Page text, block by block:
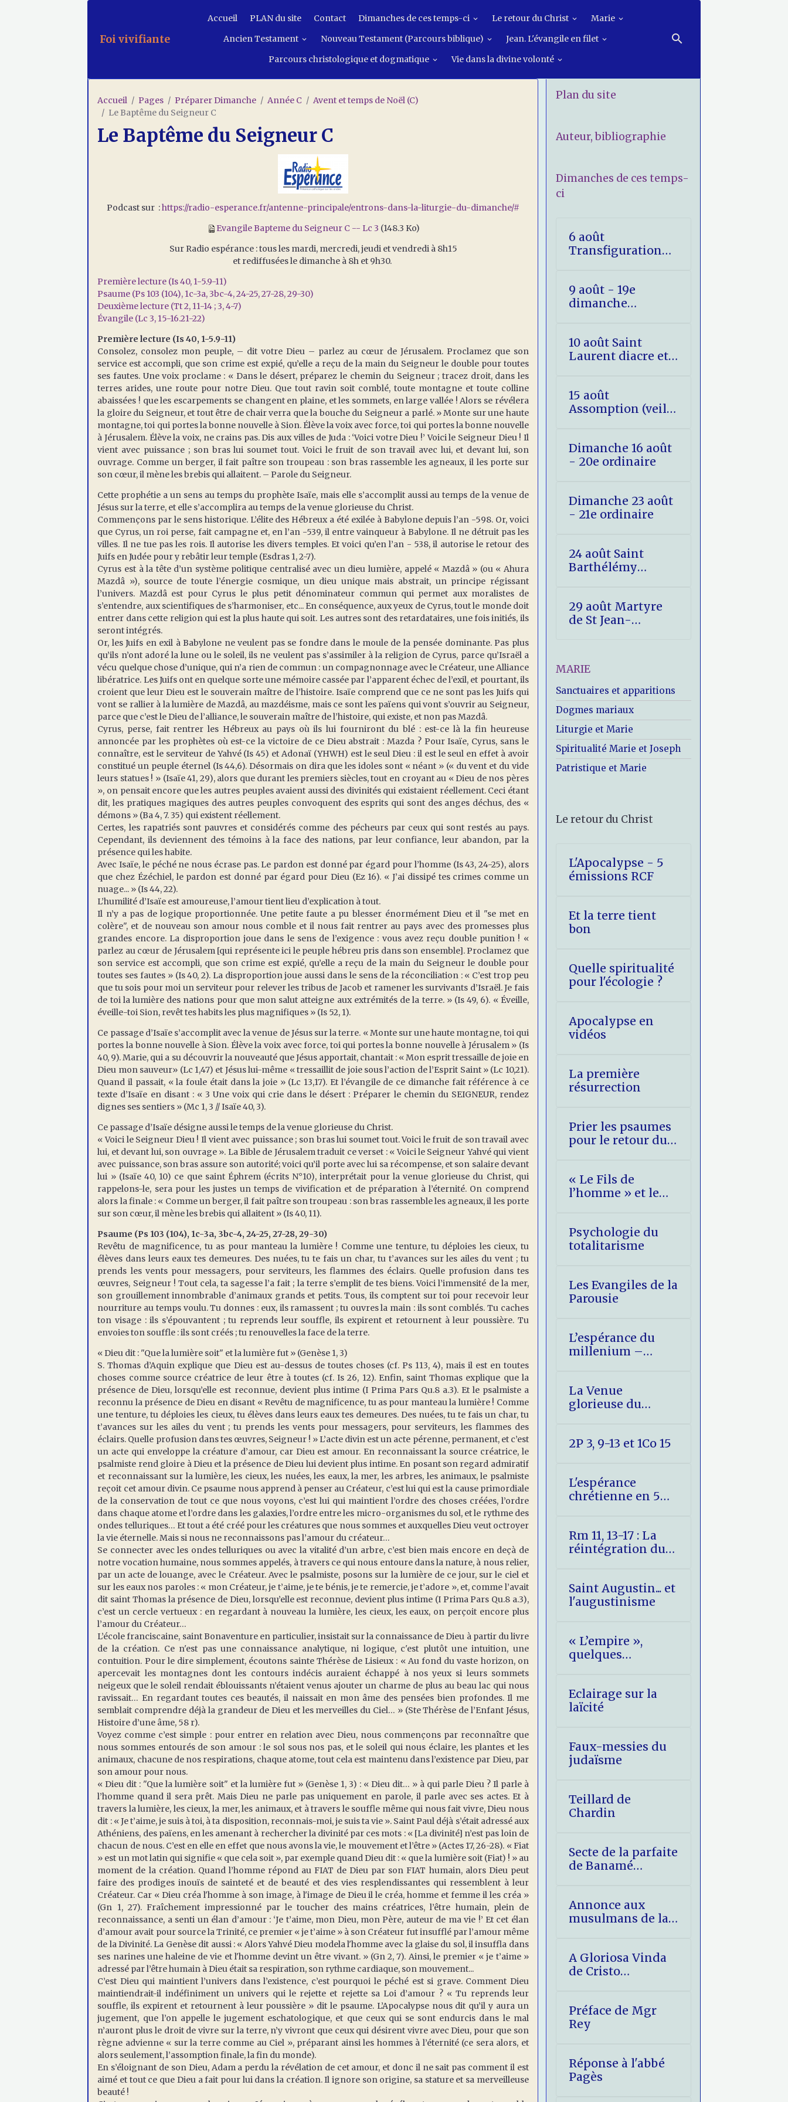
Foi vivifiante
Accueil PLAN du site Contact Dimanches de ces temps-ci Le retour du Christ
Marie
Ancien Testament
Nouveau Testament (Parcours biblique)
Jean. L'évangile en filet
Parcours christologique et dogmatique
Vie dans la divine volonté
Accueil Pages Préparer Dimanche Année C
Avent et temps de Noël (C)
Le Baptême du Seigneur C
Le Baptême du Seigneur C
Podcast sur :https://radio-esperance.fr/antenne-principale/entrons-dans-la-liturgie-du-dimanche/#
Evangile Bapteme du Seigneur C -- Lc 3 (148.3 Ko)
Sur Radio espérance : tous les mardi, mercredi, jeudi et vendredi à 8h15
et rediffusées le dimanche à 8h et 9h30.
Première lecture (Is 40, 1-5.9-11)
Psaume (Ps 103 (104), 1c-3a, 3bc-4, 24-25, 27-28, 29-30)
Deuxième lecture (Tt 2, 11-14 ; 3, 4-7)
Évangile (Lc 3, 15-16.21-22)
Première lecture (Is 40, 1-5.9-11)
Consolez, consolez mon peuple, – dit votre Dieu – parlez au cœur de Jérusalem. Proclamez que son
service est accompli, que son crime est expié, qu’elle a reçu de la main du Seigneur le double pour toutes
ses fautes. Une voix proclame : « Dans le désert, préparez le chemin du Seigneur ; tracez droit, dans les
terres arides, une route pour notre Dieu. Que tout ravin soit comblé, toute montagne et toute colline
abaissées ! que les escarpements se changent en plaine, et les sommets, en large vallée ! Alors se révélera
la gloire du Seigneur, et tout être de chair verra que la bouche du Seigneur a parlé. » Monte sur une haute
montagne, toi qui portes la bonne nouvelle à Sion. Élève la voix avec force, toi qui portes la bonne nouvelle
à Jérusalem. Élève la voix, ne crains pas. Dis aux villes de Juda : ‘Voici votre Dieu !’ Voici le Seigneur Dieu ! Il
vient avec puissance ; son bras lui soumet tout. Voici le fruit de son travail avec lui, et devant lui, son
ouvrage. Comme un berger, il fait paître son troupeau : son bras rassemble les agneaux, il les porte sur
son cœur, il mène les brebis qui allaitent. – Parole du Seigneur.
Cette prophétie a un sens au temps du prophète Isaïe, mais elle s’accomplit aussi au temps de la venue de
Jésus sur la terre, et elle s’accomplira au temps de la venue glorieuse du Christ.
Commençons par le sens historique. L’élite des Hébreux a été exilée à Babylone depuis l’an -598. Or, voici
que Cyrus, un roi perse, fait campagne et, en l’an -539, il entre vainqueur à Babylone. Il ne détruit pas les
villes. Il ne tue pas les rois. Il autorise les divers temples. Et voici qu’en l’an - 538, il autorise le retour des
Juifs en Judée pour y rebâtir leur temple (Esdras 1, 2-7).
Cyrus est à la tête d’un système politique centralisé avec un dieu lumière, appelé « Mazdâ » (ou « Ahura
Mazdâ »), source de toute l’énergie cosmique, un dieu unique mais abstrait, un principe régissant
l’univers. Mazdâ est pour Cyrus le plus petit dénominateur commun qui permet aux moralistes de
s’entendre, aux scientifiques de s’harmoniser, etc... En conséquence, aux yeux de Cyrus, tout le monde doit
entrer dans cette religion qui est la plus haute qui soit. Les autres sont des retardataires, une fois initiés, ils
seront intégrés.
Or, les Juifs en exil à Babylone ne veulent pas se fondre dans le moule de la pensée dominante. Pas plus
qu’ils n’ont adoré la lune ou le soleil, ils ne veulent pas s’assimiler à la religion de Cyrus, parce qu’Israël a
vécu quelque chose d’unique, qui n’a rien de commun : un compagnonnage avec le Créateur, une Alliance
libératrice. Les Juifs ont en quelque sorte une mémoire cassée par l’apparent échec de l’exil, et pourtant, ils
croient que leur Dieu est le souverain maître de l’histoire. Isaïe comprend que ce ne sont pas les Juifs qui
vont se rallier à la lumière de Mazdâ, au mazdéisme, mais ce sont les païens qui vont s’ouvrir au Seigneur,
parce que c’est le Dieu de l’alliance, le souverain maître de l’histoire, qui existe, et non pas Mazdâ.
Cyrus, perse, fait rentrer les Hébreux au pays où ils lui fourniront du blé : est-ce là la fin heureuse
annoncée par les prophètes où est-ce la victoire de ce Dieu abstrait : Mazda ? Pour Isaïe, Cyrus, sans le
connaître, est le serviteur de Yahvé (Is 45) et Adonaï (YHWH) est le seul Dieu : il est le seul en effet à avoir
constitué un peuple éternel (Is 44,6). Désormais on dira que les idoles sont « néant » (« du vent et du vide
leurs statues ! » (Isaïe 41, 29), alors que durant les premiers siècles, tout en croyant au « Dieu de nos pères
», on pensait encore que les autres peuples avaient aussi des divinités qui existaient réellement. Ceci étant
dit, les pratiques magiques des autres peuples convoquent des esprits qui sont des anges déchus, des «
démons » (Ba 4, 7. 35) qui existent réellement.
Certes, les rapatriés sont pauvres et considérés comme des pécheurs par ceux qui sont restés au pays.
Cependant, ils deviennent des témoins à la face des nations, par leur confiance, leur abandon, par la
présence qui les habite.
Avec Isaïe, le péché ne nous écrase pas. Le pardon est donné par égard pour l’homme (Is 43, 24-25), alors
que chez Ézéchiel, le pardon est donné par égard pour Dieu (Ez 16). « J’ai dissipé tes crimes comme un
nuage... » (Is 44, 22).
L’humilité d’Isaïe est amoureuse, l’amour tient lieu d’explication à tout.
Il n’y a pas de logique proportionnée. Une petite faute a pu blesser énormément Dieu et il "se met en
colère", et de nouveau son amour nous comble et il nous fait rentrer au pays avec des promesses plus
grandes encore. La disproportion joue dans le sens de l’exigence : vous avez reçu double punition ! «
parlez au cœur de Jérusalem [qui représente ici le peuple hébreu pris dans son ensemble]. Proclamez que
son service est accompli, que son crime est expié, qu’elle a reçu de la main du Seigneur le double pour
toutes ses fautes » (Is 40, 2). La disproportion joue aussi dans le sens de la réconciliation : « C’est trop peu
que tu sois pour moi un serviteur pour relever les tribus de Jacob et ramener les survivants d’Israël. Je fais
de toi la lumière des nations pour que mon salut atteigne aux extrémités de la terre. » (Is 49, 6). « Éveille,
éveille-toi Sion, revêt tes habits les plus magnifiques » (Is 52, 1).
Ce passage d’Isaïe s’accomplit avec la venue de Jésus sur la terre. « Monte sur une haute montagne, toi qui
portes la bonne nouvelle à Sion. Élève la voix avec force, toi qui portes la bonne nouvelle à Jérusalem » (Is
40, 9). Marie, qui a su découvrir la nouveauté que Jésus apportait, chantait : « Mon esprit tressaille de joie en
Dieu mon sauveur» (Lc 1,47) et Jésus lui-même « tressaillit de joie sous l’action de l’Esprit Saint » (Lc 10,21).
Quand il passait, « la foule était dans la joie » (Lc 13,17). Et l’évangile de ce dimanche fait référence à ce
texte d’Isaïe en disant : « 3 Une voix qui crie dans le désert : Préparer le chemin du SEIGNEUR, rendez
dignes ses sentiers » (Mc 1, 3 // Isaïe 40, 3).
Ce passage d’Isaïe désigne aussi le temps de la venue glorieuse du Christ.
« Voici le Seigneur Dieu ! Il vient avec puissance ; son bras lui soumet tout. Voici le fruit de son travail avec
lui, et devant lui, son ouvrage ». La Bible de Jérusalem traduit ce verset : « Voici le Seigneur Yahvé qui vient
avec puissance, son bras assure son autorité; voici qu’il porte avec lui sa récompense, et son salaire devant
lui » (Isaïe 40, 10) ce que saint Éphrem (écrits N°10), interprétait pour la venue glorieuse du Christ, qui
rappelons-le, sera pour les justes un temps de vivification et de préparation à l’éternité. On comprend
alors la finale : « Comme un berger, il fait paître son troupeau : son bras rassemble les agneaux, il les porte
sur son cœur, il mène les brebis qui allaitent » (Is 40, 11).
Psaume (Ps 103 (104), 1c-3a, 3bc-4, 24-25, 27-28, 29-30)
Revêtu de magnificence, tu as pour manteau la lumière ! Comme une tenture, tu déploies les cieux, tu
élèves dans leurs eaux tes demeures. Des nuées, tu te fais un char, tu t’avances sur les ailes du vent ; tu
prends les vents pour messagers, pour serviteurs, les flammes des éclairs. Quelle profusion dans tes
œuvres, Seigneur ! Tout cela, ta sagesse l’a fait ; la terre s’emplit de tes biens. Voici l’immensité de la mer,
son grouillement innombrable d’animaux grands et petits. Tous, ils comptent sur toi pour recevoir leur
nourriture au temps voulu. Tu donnes : eux, ils ramassent ; tu ouvres la main : ils sont comblés. Tu caches
ton visage : ils s’épouvantent ; tu reprends leur souffle, ils expirent et retournent à leur poussière. Tu
envoies ton souffle : ils sont créés ; tu renouvelles la face de la terre.
« Dieu dit : "Que la lumière soit" et la lumière fut » (Genèse 1, 3)
S. Thomas d’Aquin explique que Dieu est au-dessus de toutes choses (cf. Ps 113, 4), mais il est en toutes
choses comme source créatrice de leur être à toutes (cf. Is 26, 12). Enfin, saint Thomas explique que la
présence de Dieu, lorsqu’elle est reconnue, devient plus intime (I Prima Pars Qu.8 a.3). Et le psalmiste a
reconnu la présence de Dieu en disant « Revêtu de magnificence, tu as pour manteau la lumière ! Comme
une tenture, tu déploies les cieux, tu élèves dans leurs eaux tes demeures. Des nuées, tu te fais un char, tu
t’avances sur les ailes du vent ; tu prends les vents pour messagers, pour serviteurs, les flammes des
éclairs. Quelle profusion dans tes œuvres, Seigneur ! » L’acte divin est un acte pérenne, permanent, et c’est
un acte qui enveloppe la créature d’amour, car Dieu est amour. En reconnaissant la source créatrice, le
psalmiste rend gloire à Dieu et la présence de Dieu lui devient plus intime. En posant son regard admiratif
et reconnaissant sur la lumière, les cieux, les nuées, les eaux, la mer, les arbres, les animaux, le psalmiste
reçoit cet amour divin. Ce psaume nous apprend à penser au Créateur, c’est lui qui est la cause primordiale
de la conservation de tout ce que nous voyons, c’est lui qui maintient l’ordre des choses créées, l’ordre
dans chaque atome et l’ordre dans les galaxies, l’ordre entre les micro-organismes du sol, et le rythme des
ondes telluriques… Et tout a été créé pour les créatures que nous sommes et auxquelles Dieu veut octroyer
la vie éternelle. Mais si nous ne reconnaissons pas l’amour du créateur…
Se connecter avec les ondes telluriques ou avec la vitalité d’un arbre, c’est bien mais encore en deçà de
notre vocation humaine, nous sommes appelés, à travers ce qui nous entoure dans la nature, à nous relier,
par un acte de louange, avec le Créateur. Avec le psalmiste, posons sur la lumière de ce jour, sur le ciel et
sur les eaux nos paroles : « mon Créateur, je t’aime, je te bénis, je te remercie, je t’adore », et, comme l’avait
dit saint Thomas la présence de Dieu, lorsqu’elle est reconnue, devient plus intime (I Prima Pars Qu.8 a.3),
c’est un cercle vertueux : en regardant à nouveau la lumière, les cieux, les eaux, on perçoit encore plus
l’amour du Créateur…
L’école franciscaine, saint Bonaventure en particulier, insistait sur la connaissance de Dieu à partir du livre
de la création. Ce n'est pas une connaissance analytique, ni logique, c'est plutôt une intuition, une
contuition. Pour le dire simplement, écoutons sainte Thérèse de Lisieux : « Au fond du vaste horizon, on
apercevait les montagnes dont les contours indécis auraient échappé à nos yeux si leurs sommets
neigeux que le soleil rendait éblouissants n’étaient venus ajouter un charme de plus au beau lac qui nous
ravissait… En regardant toutes ces beautés, il naissait en mon âme des pensées bien profondes. Il me
semblait comprendre déjà la grandeur de Dieu et les merveilles du Ciel… » (Ste Thérèse de l’Enfant Jésus,
Histoire d’une âme, 58 r).
Voyez comme c’est simple : pour entrer en relation avec Dieu, nous commençons par reconnaître que
nous sommes entourés de son amour : le sol sous nos pas, et le soleil qui nous éclaire, les plantes et les
animaux, chacune de nos respirations, chaque atome, tout cela est maintenu dans l’existence par Dieu, par
son amour pour nous.
« Dieu dit : "Que la lumière soit" et la lumière fut » (Genèse 1, 3) : « Dieu dit… » à qui parle Dieu ? Il parle à
l’homme quand il sera prêt. Mais Dieu ne parle pas uniquement en parole, il parle avec ses actes. Et à
travers la lumière, les cieux, la mer, les animaux, et à travers le souffle même qui nous fait vivre, Dieu nous
dit : « Je t’aime, je suis à toi, à ta disposition, reconnais-moi, je suis ta vie ». Saint Paul déjà s’était adressé aux
Athéniens, des païens, en les amenant à rechercher la divinité par ces mots : « [La divinité] n’est pas loin de
chacun de nous. C’est en elle en effet que nous avons la vie, le mouvement et l’être » (Actes 17, 26-28). « Fiat
» est un mot latin qui signifie « que cela soit », par exemple quand Dieu dit : « que la lumière soit (Fiat) ! » au
moment de la création. Quand l’homme répond au FIAT de Dieu par son FIAT humain, alors Dieu peut
faire des prodiges inouïs de sainteté et de beauté et des vies resplendissantes qui ressemblent à leur
Créateur. Car « Dieu créa l'homme à son image, à l'image de Dieu il le créa, homme et femme il les créa »
(Gn 1, 27). Fraîchement impressionné par le toucher des mains créatrices, l’être humain, plein de
reconnaissance, a senti un élan d’amour : ‘Je t’aime, mon Dieu, mon Père, auteur de ma vie !’ Et cet élan
d’amour avait pour source la Trinité, ce premier « je t’aime » à son Créateur fut insufflé par l’amour même
de la Divinité. La Genèse dit aussi : « Alors Yahvé Dieu modela l'homme avec la glaise du sol, il insuffla dans
ses narines une haleine de vie et l'homme devint un être vivant. » (Gn 2, 7). Ainsi, le premier « je t’aime »
adressé par l’être humain à Dieu était sa respiration, son rythme cardiaque, son mouvement...
C’est Dieu qui maintient l’univers dans l’existence, c’est pourquoi le péché est si grave. Comment Dieu
maintiendrait-il indéfiniment un univers qui le rejette et rejette sa Loi d’amour ? « Tu reprends leur
souffle, ils expirent et retournent à leur poussière » dit le psaume. L’Apocalypse nous dit qu’il y aura un
jugement, que l’on appelle le jugement eschatologique, et que ceux qui se sont endurcis dans le mal
n’auront plus le droit de vivre sur la terre, n’y vivront que ceux qui désirent vivre avec Dieu, pour que son
règne advienne « sur la terre comme au Ciel », préparant ainsi les hommes à l’éternité (ce sera alors, et
alors seulement, l’assomption finale, la fin du monde).
En s’éloignant de son Dieu, Adam a perdu la révélation de cet amour, et donc il ne sait pas comment il est
aimé et tout ce que Dieu a fait pour lui dans la création. Il ignore son origine, sa stature et sa merveilleuse
beauté !
Plan du site
Auteur, bibliographie
Dimanches de ces temps-
ci
6 août
Transfiguration
9 août - 19e
dimanche
10 août Saint
Laurent diacre et
15 août
Assomption (veille
Dimanche 16 août
- 20e ordinaire
Dimanche 23 août
- 21e ordinaire
24 août Saint
Barthélémy
29 août Martyre
de St Jean-
MARIE
Sanctuaires et apparitions
Dogmes mariaux
Liturgie et Marie
Spiritualité Marie et Joseph
Patristique et Marie
Le retour du Christ
L'Apocalypse - 5
émissions RCF
Et la terre tient
bon
Quelle spiritualité
pour l'écologie ?
Apocalypse en
vidéos
La première
résurrection
Prier les psaumes
pour le retour du
« Le Fils de
l’homme » et le
Psychologie du
totalitarisme
Les Evangiles de la
Parousie
L’espérance du
millenium –
La Venue
glorieuse du
2P 3, 9-13 et 1Co 15
L'espérance
chrétienne en 5
Rm 11, 13-17 : La
réintégration du
Saint Augustin... et
l'augustinisme
« L’empire »,
quelques
Eclairage sur la
laïcité
Faux-messies du
judaïsme
Teillard de
Chardin
Secte de la parfaite
de Banamé
réponse
Annonce aux
musulmans de la
A Gloriosa Vinda
de Cristo
Préface de Mgr
Rey
Réponse à l'abbé
Pagès